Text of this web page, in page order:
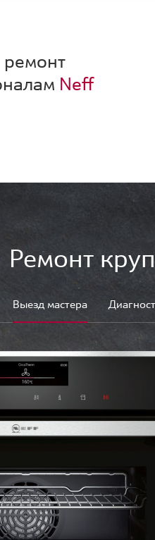
Neff
Ремонт
Выезд мастера